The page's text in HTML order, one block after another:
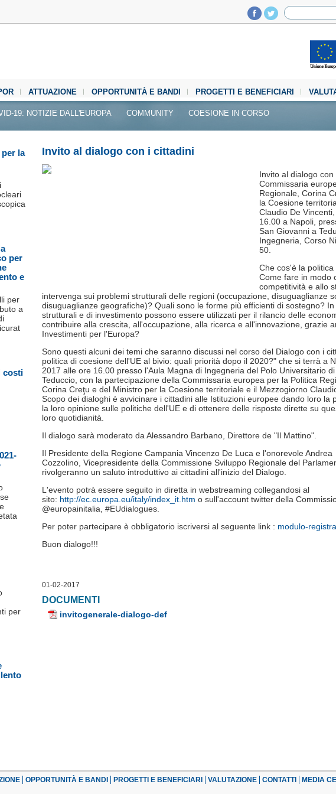
ATTUAZIONE OPPORTUNITÀ E BANDI PROGETTI E BENEFICIARI
19: NOTIZIE DALL'EUROPA COMMUNITY COESIONE IN CORSO
Invito al dialogo con i cittadini
Invito al dialogo
Commissaria
Regionale, Corina
la Coesione
Claudio De
16.00 a Napoli,
San Giovanni a
Ingegneria, Corso
50.
Che cos'è la
Come fare in modo
competitività e allo
intervenga sui problemi strutturali delle regioni (occupazione, disuguaglianze
disuguaglianze geografiche)? Quali sono le forme più efficienti di sostegno?
strutturali e di investimento possono essere utilizzati per il rilancio delle
contribuire alla crescita, all'occupazione, alla ricerca e all'innovazione, grazie
Investimenti per l'Europa?
Sono questi alcuni dei temi che saranno discussi nel corso del Dialogo con i
politica di coesione dell'UE al bivio: quali priorità dopo il 2020?" che si terrà a
2017 alle ore 16.00 presso l'Aula Magna di Ingegneria del Polo Universitario
Teduccio, con la partecipazione della Commissaria europea per la Politica
Corina Creţu e del Ministro per la Coesione territoriale e il Mezzogiorno
Scopo dei dialoghi è avvicinare i cittadini alle Istituzioni europee dando loro la
la loro opinione sulle politiche dell'UE e di ottenere delle risposte dirette su
loro quotidianità.
Il dialogo sarà moderato da Alessandro Barbano, Direttore de "Il Mattino".
Il Presidente della Regione Campania Vincenzo De Luca e l'onorevole Andrea
Cozzolino, Vicepresidente della Commissione Sviluppo Regionale del
rivolgeranno un saluto introduttivo ai cittadini all'inizio del Dialogo.
L'evento potrà essere seguito in diretta in webstreaming collegandosi al
sito: http://ec.europa.eu/italy/index_it.htm o sull'account twitter della
@europainitalia, #EUdialogues.
Per poter partecipare è obbligatorio iscriversi al seguente link : modulo-
Buon dialogo!!!
01-02-2017
DOCUMENTI
invitogenerale-dialogo-def
la
per
e
per
a
costi
per
OPPORTUNITÀ E BANDI PROGETTI E BENEFICIARI VALUTAZIONE CONTATTI MEDIA